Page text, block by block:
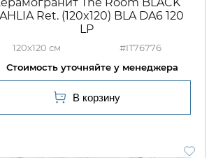
Ret. (120x120) BLA DA6 120
LP
120x120 #IT76776